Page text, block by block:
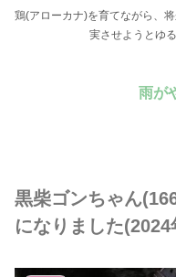
鶏(アローカナ)を育てながら、
実させようとゆ
雨が
黒柴ゴンちゃん
になりました